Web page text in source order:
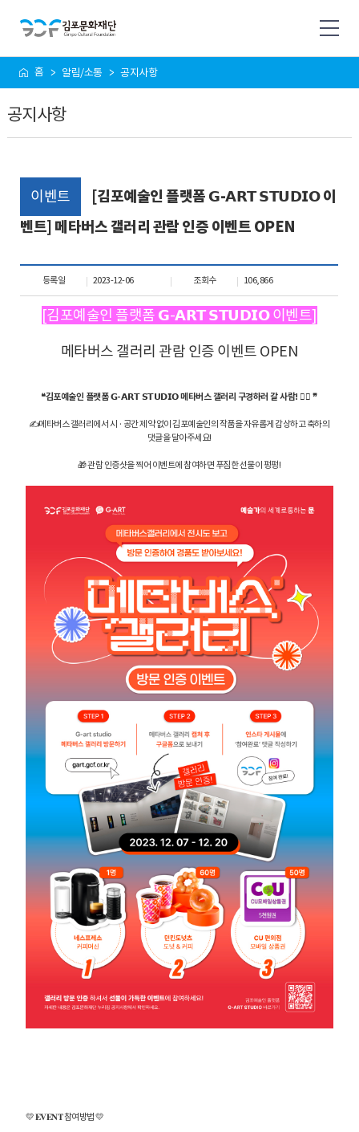
사
이
맵
홈 알림/소통 공지사항
공지사항
이벤트
[김포예술인 플랫폼 𝗚-𝗔𝗥𝗧 𝗦𝗧𝗨𝗗𝗜𝗢 이
벤트] 메타버스 갤러리 관람 인증 이벤트 OPEN
등록일 2023-12-06 조회수 106,866
[김포예술인 플랫폼 𝗚-𝗔𝗥𝗧 𝗦𝗧𝗨𝗗𝗜𝗢 이벤트]
메타버스 갤러리 관람 인증 이벤트 OPEN
❝김포예술인 플랫폼 𝗚-𝗔𝗥𝗧 𝗦𝗧𝗨𝗗𝗜𝗢 메타버스 갤러리 구경하러 갈 사람! 🕵️‍♂‍ ❞
✍메타버스 갤러리에서 시 · 공간 제약 없이 김포예술인의 작품을 자유롭게 감상하고 축하의
댓글을 달아주세요!
🎁 관람 인증샷을 찍어 이벤트에 참여하면 푸짐한 선물이 펑펑!
💛 𝐄𝐕𝐄𝐍𝐓 참여방법 💛